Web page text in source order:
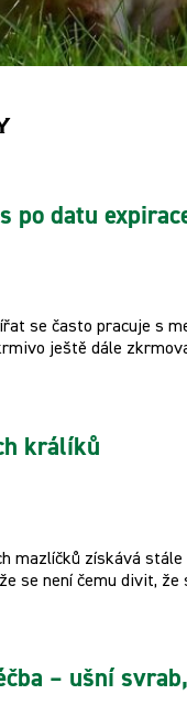
po datu
se často pracuje s
ještě dále
králíků
mazlíčků získává
se není čemu divit,
– ušní